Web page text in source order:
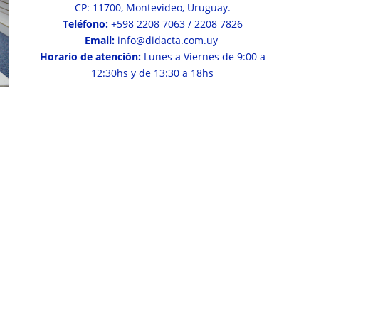
CP: 11700, Montevideo, Uruguay.
Teléfono:+598 2208 7063 / 2208 7826
Email: info@didacta.com.uy
Horario de atención:Lunes a Viernes de 9:00 a
12:30hs y de 13:30 a 18hs